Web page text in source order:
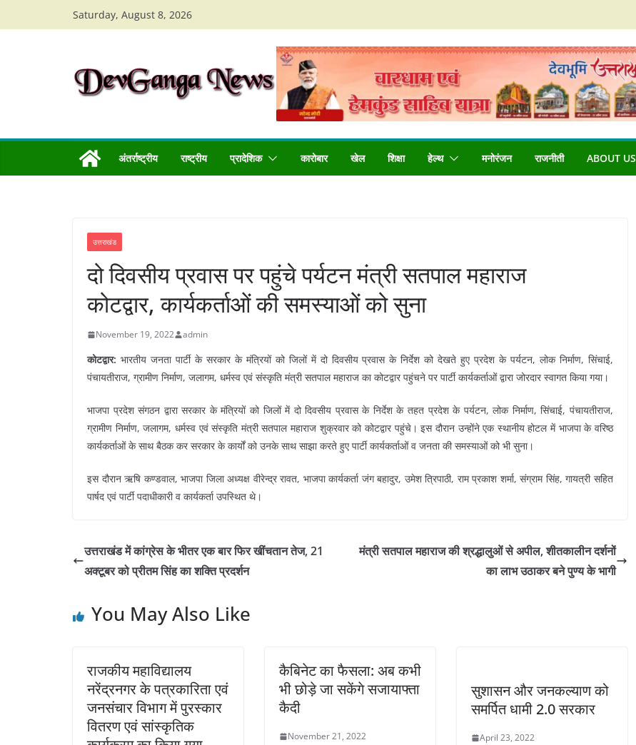
to
Saturday, August 8, 2026
अंतर्राष्ट्रीय राष्ट्रीय प्रादेशिक कारोबार खेल शिक्षा हेल्थ मनोरंजन राजनीती ABOUT US
उत्तराखंड
दो दिवसीय प्रवास पर पहुंचे पर्यटन मंत्री सतपाल महाराज
कोटद्वार, कार्यकर्ताओं की समस्याओं को सुना
November 19, 2022 admin
कोटद्वार: भारतीय जनता पार्टी के सरकार के मंत्रियों को जिलों में दो दिवसीय प्रवास के निर्देश को देखते हुए प्रदेश के पर्यटन, लोक निर्माण, सिंचाई,
पंचायतीराज, ग्रामीण निर्माण, जलागम, धर्मस्व एवं संस्कृति मंत्री सतपाल महाराज का कोटद्वार पहुंचने पर पार्टी कार्यकर्ताओं द्वारा जोरदार स्वागत किया गया।
भाजपा प्रदेश संगठन द्वारा सरकार के मंत्रियों को जिलों में दो दिवसीय प्रवास के निर्देश के तहत प्रदेश के पर्यटन, लोक निर्माण, सिंचाई, पंचायतीराज,
ग्रामीण निर्माण, जलागम, धर्मस्व एवं संस्कृति मंत्री सतपाल महाराज शुक्रवार को कोटद्वार पहुंचे। इस दौरान उन्होंने एक स्थानीय होटल में भाजपा के वरिष्ठ
कार्यकर्ताओं के साथ बैठक कर सरकार के कार्यों को उनके साथ साझा करते हुए पार्टी कार्यकर्ताओं व जनता की समस्याओं को भी सुना।
इस दौरान ऋषि कण्डवाल, भाजपा जिला अध्यक्ष वीरेन्द्र रावत, भाजपा कार्यकर्ता जंग बहादुर, उमेश त्रिपाठी, राम प्रकाश शर्मा, संग्राम सिंह, गायत्री सहित
पार्षद एवं पार्टी पदाधीकारी व कार्यकर्ता उपस्थित थे।
उत्तराखंड में कांग्रेस के भीतर एक बार फिर खींचतान तेज, 21
अक्टूबर को प्रीतम सिंह का शक्ति प्रदर्शन
मंत्री सतपाल महाराज की श्रद्धालुओं से अपील, शीतकालीन दर्शनों
का लाभ उठाकर बने पुण्य के भागी
You May Also Like
राजकीय महाविद्यालय
नरेंद्रनगर के पत्रकारिता एवं
जनसंचार विभाग में पुरस्कार
वितरण एवं सांस्कृतिक
कैबिनेट का फैसला: अब कभी
भी छोड़े जा सकेंगे सजायाफ्ता
कैदी
November 21, 2022
सुशासन और जनकल्याण को
समर्पित धामी 2.0 सरकार
April 23, 2022